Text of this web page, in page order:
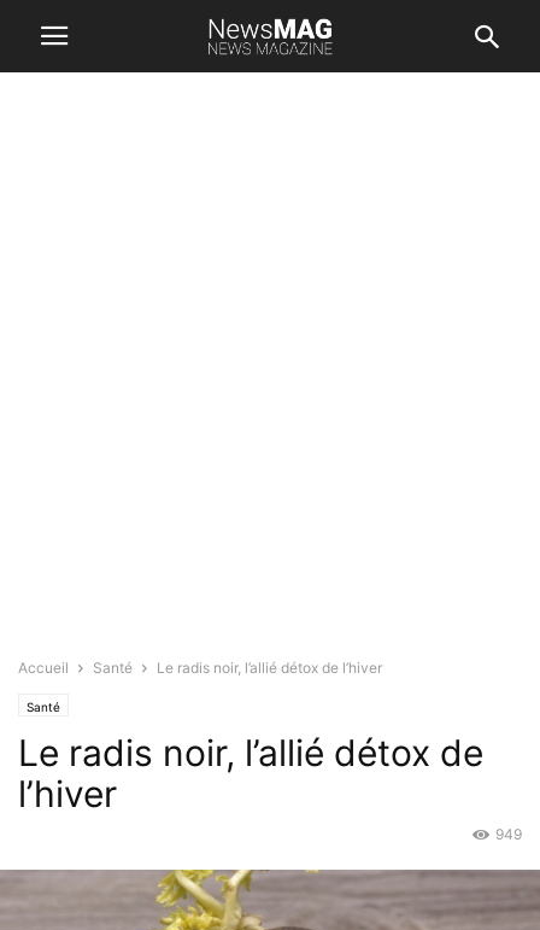
Accueil Santé Le radis noir, l’allié détox de l’hiver
Santé
Le radis noir, l’allié détox de
l’hiver
949